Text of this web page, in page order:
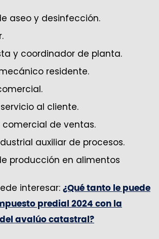
aseo y desinfección.
y coordinador de planta.
residente.
al cliente.
comercial de ventas.
auxiliar de procesos.
producción en alimentos
interesar: ¿Qué tanto le puede
predial 2024 con la
avalúo catastral?